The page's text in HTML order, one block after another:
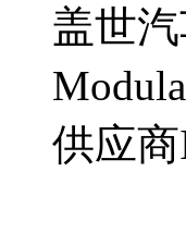
盖世
供应